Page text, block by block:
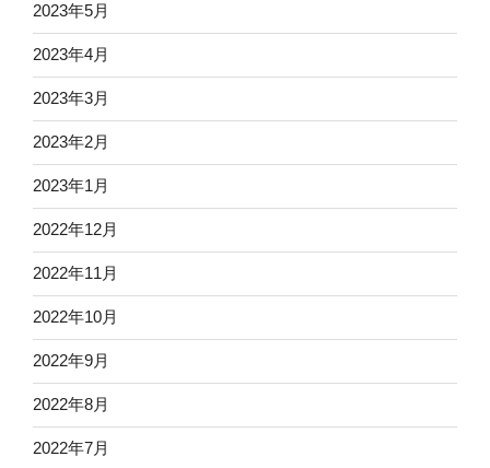
2023年5月
2023年4月
2023年3月
2023年2月
2023年1月
2022年12月
2022年11月
2022年10月
2022年9月
2022年8月
2022年7月